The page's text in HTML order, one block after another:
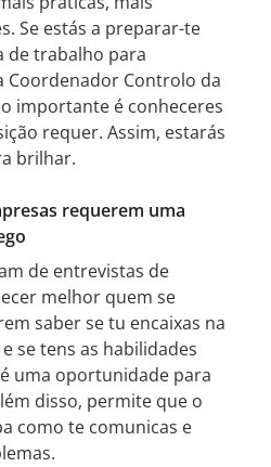
Se estás a preparar-te
de trabalho para
Coordenador Controlo da
importante é conheceres
requer. Assim, estarás
brilhar.
requerem uma
de entrevistas de
melhor quem se
saber se tu encaixas na
se tens as habilidades
uma oportunidade para
disso, permite que o
como te comunicas e